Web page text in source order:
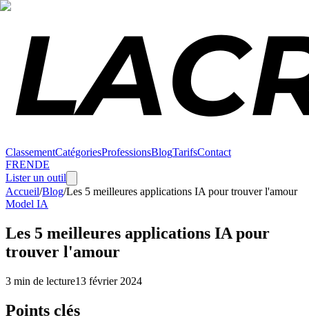
ClassementCatégoriesProfessionsBlogTarifsContact
FRENDE
Lister un outil
Accueil/Blog/Les 5 meilleures applications IA pour trouver l'amour
Model IA
Les 5 meilleures applications IA pour
trouver l'amour
3 min de lecture13 février 2024
Points clés